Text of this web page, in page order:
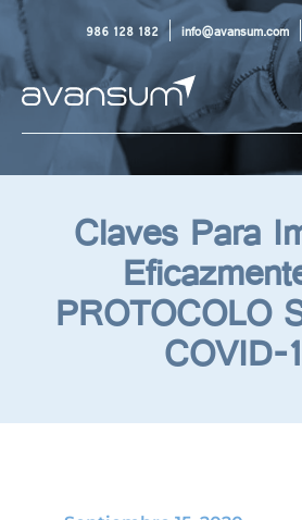
986 128 182 info@avansum.com
Claves Para
PROTOCOLO
COVID-